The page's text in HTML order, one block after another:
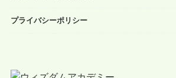
プライバシーポリシー